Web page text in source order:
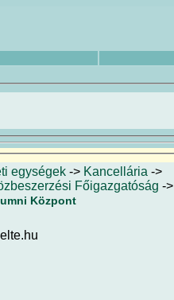
egységek -> Kancellária ->
Főigazgatóság ->
Központ